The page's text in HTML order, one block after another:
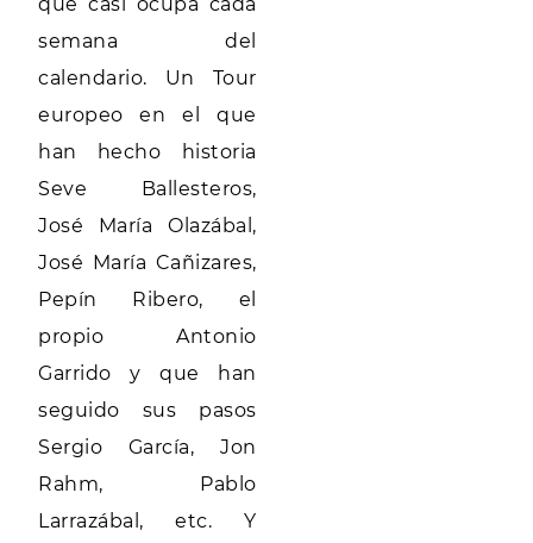
semana del
calendario. Un Tour
europeo en el que
han hecho historia
Seve Ballesteros,
José María Olazábal,
José María Cañizares,
Pepín Ribero, el
propio Antonio
Garrido y que han
seguido sus pasos
Sergio García, Jon
Rahm, Pablo
Larrazábal, etc. Y